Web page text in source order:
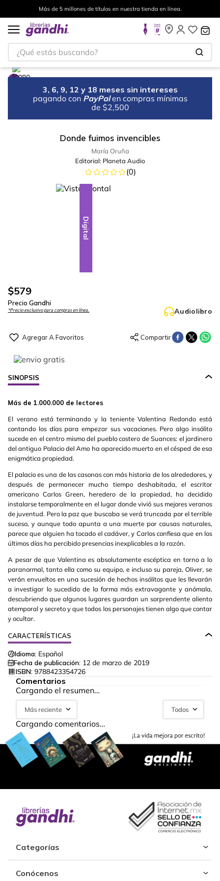
Más de 5 millones de títulos en nuestra tienda en línea.
¿Qué estás buscando?
3, 6, 9, 12 y 18 meses sin intereses
pagando con PayPal en compras mínimas
de $2,500
Donde fuimos invencibles
María Oruña
Editorial: Planeta Audio
(0)
Digital
$579
Precio Gandhi
*Precio exclusivo para compras en línea. Audiolibro
SINOPSIS
Más de 1.000.000 de lectores
El verano está terminando y la teniente Valentina Redondo está
contando los días para empezar sus vacaciones. Pero algo insólito
sucede en el centro mismo del pueblo costero de Suances: el jardinero
del antiguo Palacio del Amo ha aparecido muerto en el césped de esa
enigmática propiedad.
El palacio es una de las casonas con más historia de los alrededores, y
después de permanecer mucho tiempo deshabitada, el escritor
americano Carlos Green, heredero de la propiedad, ha decidido
instalarse temporalmente en el lugar donde vivió sus mejores veranos
de juventud. Pero la paz que buscaba se verá truncada por el terrible
suceso, y aunque todo apunta a una muerte por causas naturales,
parece que alguien ha tocado el cadáver, y Carlos confiesa que en los
últimos días ha percibido presencias inexplicables a la razón.
A pesar de que Valentina es absolutamente escéptica en torno a lo
paranormal, tanto ella como su equipo, e incluso su pareja, Oliver, se
verán envueltos en una sucesión de hechos insólitos que les llevarán
a investigar lo sucedido de la forma más extravagante y anómala,
descubriendo que algunos lugares guardan un sorprendente aliento
atemporal y secreto y que todos los personajes tienen algo que contar
y ocultar.
CARACTERÍSTICAS
Idioma: Español
Fecha de publicación: 12 de marzo de 2019
ISBN: 9788423354726
Comentarios
Cargando el resumen…
Más reciente Todos
Cargando comentarios…
Categorías
Conócenos